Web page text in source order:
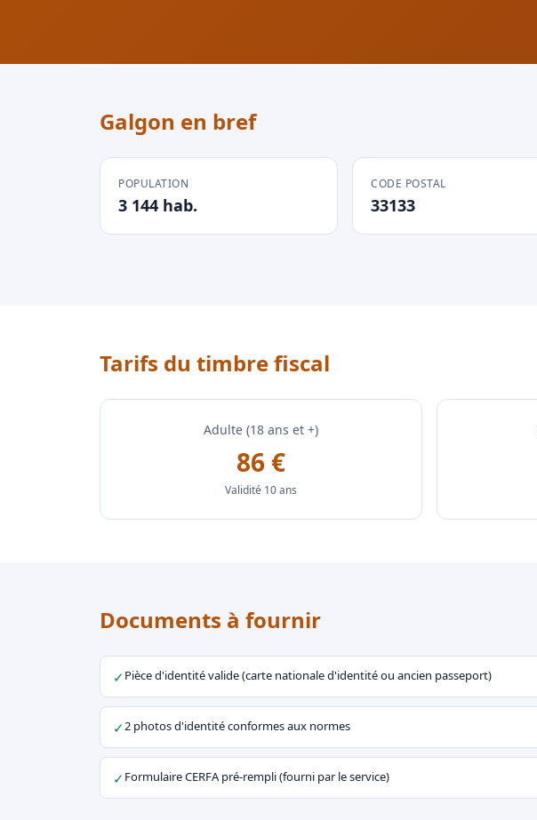
Galgon en bref
POPULATION
3 144 hab.
CODE POSTAL
33133
Tarifs du timbre fiscal
Adulte (18 ans et +)
86 €
Validité 10 ans
Documents à fournir
✓ Pièce d'identité valide (carte nationale d'identité ou ancien passeport)
✓2 photos d'identité conformes aux normes
✓ Formulaire CERFA pré-rempli (fourni par le service)